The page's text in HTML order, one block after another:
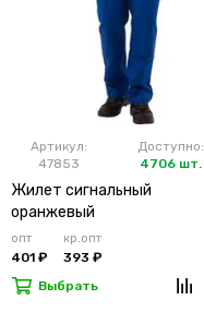
Артикул:
47853
Доступно:
4706 шт.
Жилет сигнальный
оранжевый
опт
401 ₽
кр.опт
393 ₽
Выбрать